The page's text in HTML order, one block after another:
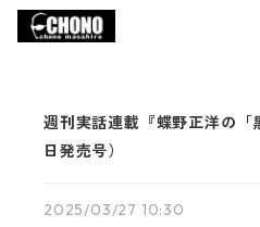
週刊実話連載『蝶野正洋の
日発売号）
2025/03/27 10:30